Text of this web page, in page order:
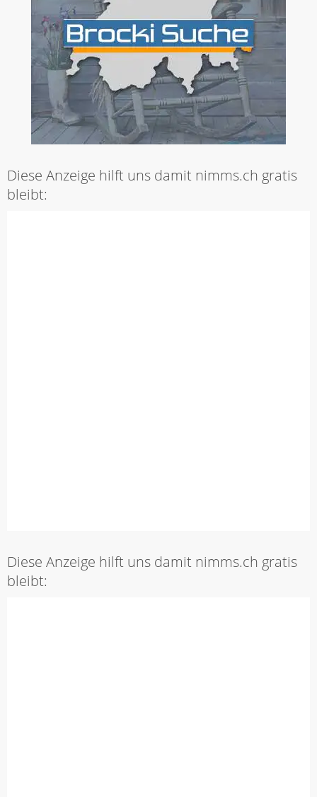
Diese Anzeige hilft uns damit nimms.ch gratis
bleibt:
Diese Anzeige hilft uns damit nimms.ch gratis
bleibt: